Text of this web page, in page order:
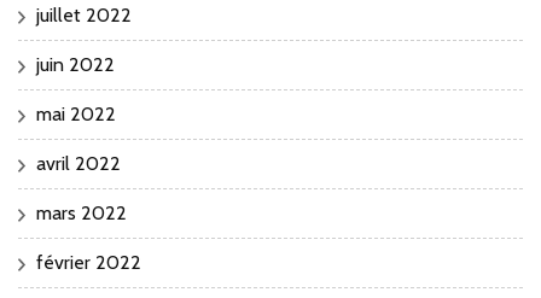
juillet 2022
juin 2022
mai 2022
avril 2022
mars 2022
février 2022